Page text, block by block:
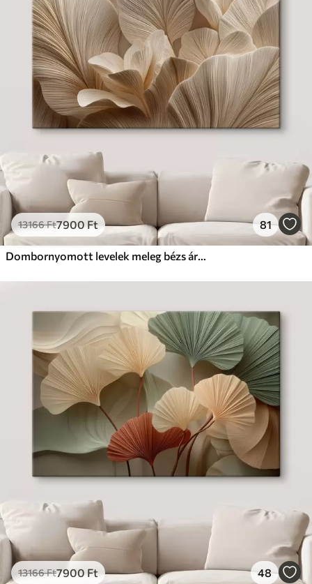
13166Ft7900 Ft 81
Dombornyomott levelek meleg bézs árnyalatokban
13166Ft7900Ft 48